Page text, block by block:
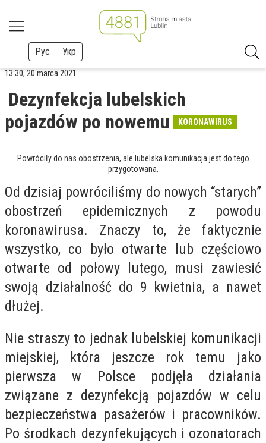
Рус Укр
13:30, 20 marca 2021
Dezynfekcja lubelskich
pojazdów po nowemu
KORONAWIRUS
Powróciły do nas obostrzenia, ale lubelska komunikacja jest do tego
przygotowana.
Od dzisiaj powróciliśmy do nowych “starych”
obostrzeń epidemicznych z powodu
koronawirusa. Znaczy to, że faktycznie
wszystko, co było otwarte lub częściowo
otwarte od połowy lutego, musi zawiesić
swoją działalność do 9 kwietnia, a nawet
dłużej.
Nie straszy to jednak lubelskiej komunikacji
miejskiej, która jeszcze rok temu jako
pierwsza w Polsce podjęła działania
związane z dezynfekcją pojazdów w celu
bezpieczeństwa pasażerów i pracowników.
Po środkach dezynfekujących i ozonatorach